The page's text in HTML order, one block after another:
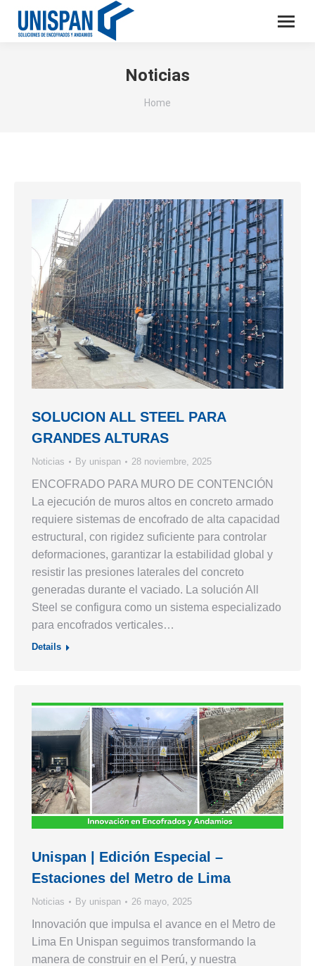
Noticias
You are here:
Home
SOLUCION ALL STEEL PARA
GRANDES ALTURAS
Noticias By unispan 28 noviembre, 2025
ENCOFRADO PARA MURO DE CONTENCIÓN
La ejecución de muros altos en concreto armado
requiere sistemas de encofrado de alta capacidad
estructural, con rigidez suficiente para controlar
deformaciones, garantizar la estabilidad global y
resistir las presiones laterales del concreto
generadas durante el vaciado. La solución All
Steel se configura como un sistema especializado
para encofrados verticales…
Details
Unispan | Edición Especial –
Estaciones del Metro de Lima
Noticias By unispan 26 mayo, 2025
Innovación que impulsa el avance en el Metro de
Lima En Unispan seguimos transformando la
manera de construir en el Perú, y nuestra